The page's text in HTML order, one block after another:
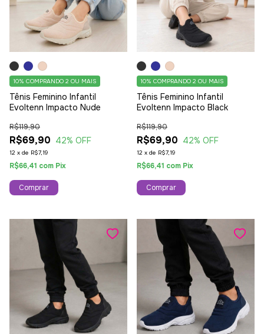
Tênis Feminino Infantil
Evoltenn Impacto Nude
R$69,90
R$119,90
42% OFF
12 x de R$7,19
10% COMPRANDO 2 OU MAIS
R$66,41 com Pix
Comprar
Tênis Feminino Infantil
Evoltenn Impacto Black
R$69,90
R$119,90
42% OFF
12 x de R$7,19
10% COMPRANDO 2 OU MAIS
R$66,41 com Pix
Comprar